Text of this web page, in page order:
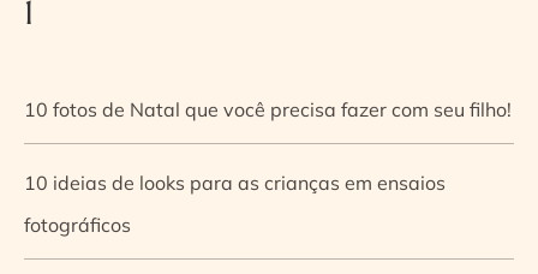
1
10 fotos de Natal que você precisa fazer com seu filho!
10 ideias de looks para as crianças em ensaios
fotográficos